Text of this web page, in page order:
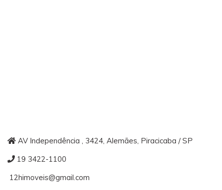
AV Independência , 3424, Alemães, Piracicaba / SP
19 3422-1100
12himoveis@gmail.com